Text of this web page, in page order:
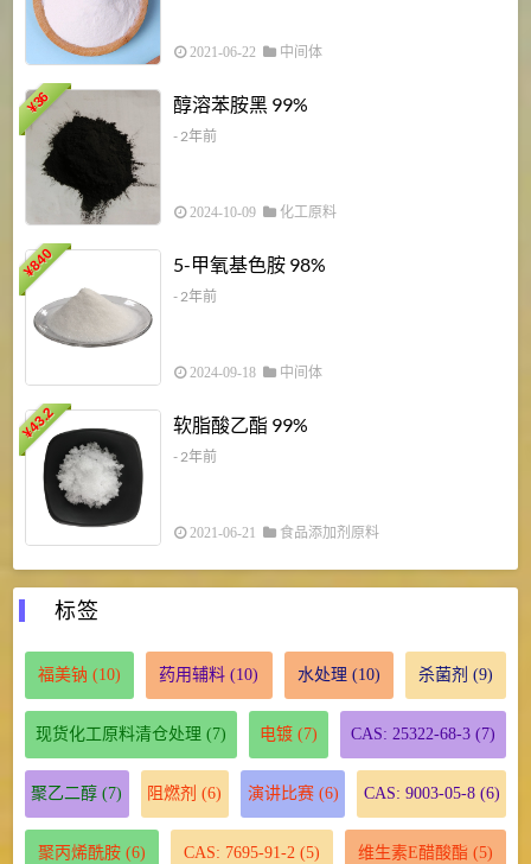
2021-06-22 中间体
¥
36 醇溶苯胺黑 99%
- 2年前
2024-10-09 化工原料
¥
840 5-甲氧基色胺 98%
- 2年前
2024-09-18 中间体
¥
43.2 软脂酸乙酯 99%
- 2年前
2021-06-21 食品添加剂原料
标签
福美钠 (10) 药用辅料 (10) 水处理 (10) 杀菌剂 (9)
现货化工原料清仓处理 (7) 电镀 (7) CAS: 25322-68-3 (7)
聚乙二醇 (7) 阻燃剂 (6) 演讲比赛(6) CAS: 9003-05-8(6)
聚丙烯酰胺(6) CAS: 7695-91-2 (5) 维生素E醋酸酯 (5)